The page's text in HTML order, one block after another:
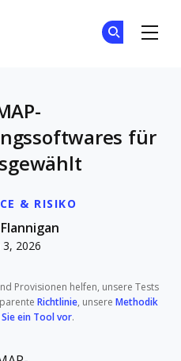
& RISIKO
für
3, 2026
Provisionen helfen, unsere Tests
Richtlinie, unsere Methodik
ein Tool vor.